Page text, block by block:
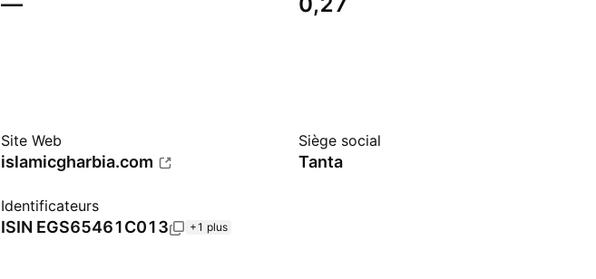
Site Web
islamicgharbia.com
Siège social
Tanta
Identificateurs
ISIN EGS65461C013 +1 plus